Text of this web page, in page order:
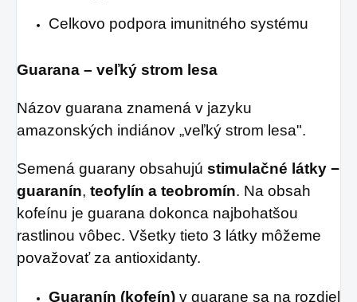
Celkovo podpora imunitného systému
Guarana – veľký strom lesa
Názov guarana znamená v jazyku
amazonských indiánov „veľký strom lesa".
Semená guarany obsahujú stimulačné látky −
guaranín, teofylín a teobromín. Na obsah
kofeínu je guarana dokonca najbohatšou
rastlinou vôbec. Všetky tieto 3 látky môžeme
považovať za antioxidanty.
Guaranín (kofeín) v guarane sa na rozdiel